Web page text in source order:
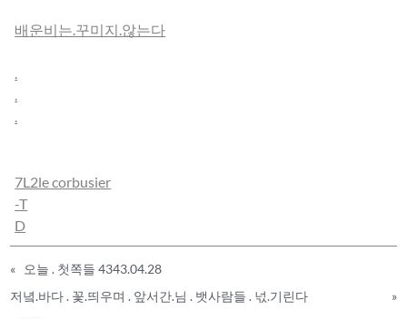
배운비는.꾸미지.않는다
.
.
.
7L2le corbusier
-T
D
«
오늘 . 첫쪽들 4343.04.28
저녘.바다 . 꽃.띄우며 . 앞서간.님 . 뱃사람들 . 넋.기린다
»